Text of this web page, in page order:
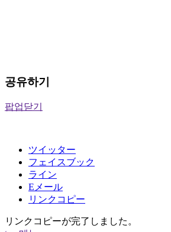
공유하기
팝업닫기
ツイッター
フェイスブック
ライン
Eメール
リンクコピー
リンクコピーが完了しました。